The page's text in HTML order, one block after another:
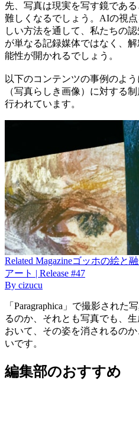
先、写真は現実を写す鏡であ
難しくなるでしょう。AIの視
しい方法を通して、私たちの
が単なる記録媒体ではなく、
能性が開かれるでしょう。
以下のコンテンツの事例のよ
（写真らしき画像）に対する
行われています。
Related Magazineゴッホの絵と
アート | Release #47
By cizucu
「Paragraphica」で撮影され
るのか、それとも写真でも、
おいて、その姿を消されるの
いです。
編集部のおすすめ